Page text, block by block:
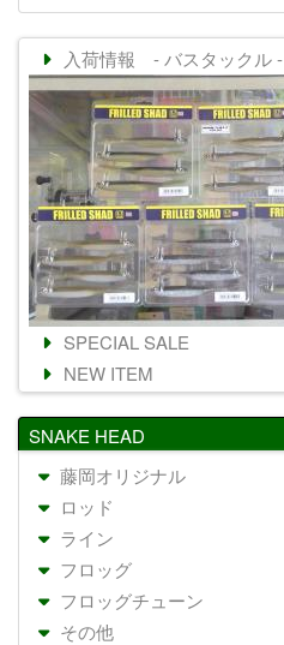
入荷情報 - バスタックル -
SPECIAL SALE
NEW ITEM
SNAKE HEAD
藤岡オリジナル
ロッド
ライン
フロッグ
フロッグチューン
その他